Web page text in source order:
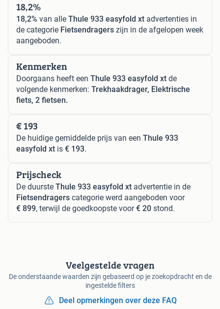
18,2%
18,2% van alle Thule 933 easyfold xt advertenties in
de categorie Fietsendragers zijn in de afgelopen week
aangeboden.
Kenmerken
Doorgaans heeft een Thule 933 easyfold xt de
volgende kenmerken: Trekhaakdrager, Elektrische
fiets, 2 fietsen.
€ 193
De huidige gemiddelde prijs van een Thule 933
easyfold xt is € 193.
Prijscheck
De duurste Thule 933 easyfold xt advertentie in de
Fietsendragers categorie werd aangeboden voor
€ 899, terwijl de goedkoopste voor€ 20 stond.
Veelgestelde vragen
De onderstaande waarden zijn gebaseerd op je zoekopdracht en de
ingestelde filters
Deel opmerkingen over deze FAQ